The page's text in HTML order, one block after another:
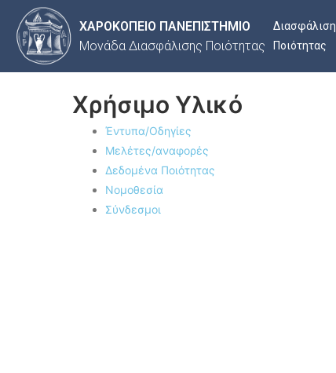
ΧΑΡΟΚΟΠΕΙΟ ΠΑΝΕΠΙΣΤΗΜΙΟ
Μονάδα Διασφάλισης Ποιότητας
Διασφάλιση
Ποιότητας
Χρήσιμο Υλικό
Έντυπα/Οδηγίες
Μελέτες/αναφορές
Δεδομένα Ποιότητας
Νομοθεσία
Σύνδεσμοι